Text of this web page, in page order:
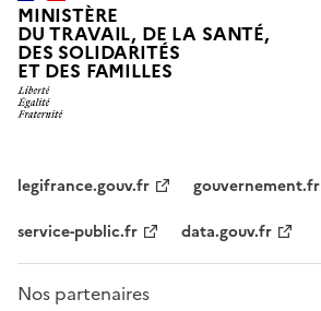
MINISTÈRE
DU TRAVAIL, DE LA SANTÉ,
DES SOLIDARITÉS
ET DES FAMILLES
legifrance.gouv.fr
gouvernement.fr
service-public.fr
data.gouv.fr
Nos partenaires